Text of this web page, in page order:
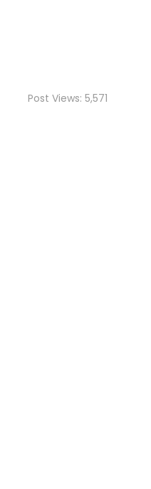
Post Views: 5,571